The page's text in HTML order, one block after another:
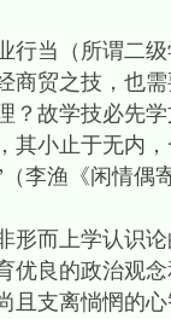
行当（所谓二
贸之技，也
？故学技必
其小止于无
李渔《闲情偶
形而上学认识
优良的政治观
且支离惝惘的